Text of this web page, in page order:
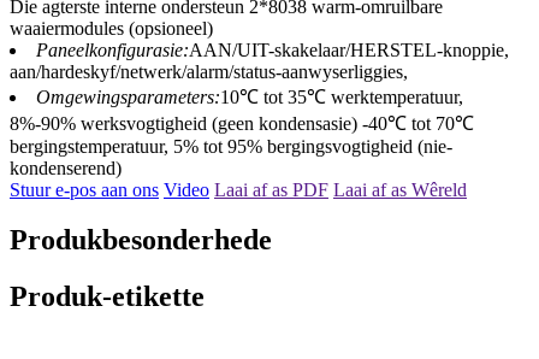
Die agterste interne ondersteun 2*8038 warm-omruilbare
waaiermodules (opsioneel)
Paneelkonfigurasie:AAN/UIT-skakelaar/HERSTEL-knoppie,
aan/hardeskyf/netwerk/alarm/status-aanwyserliggies,
Omgewingsparameters:10℃ tot 35℃ werktemperatuur,
8%-90% werksvogtigheid (geen kondensasie) -40℃ tot 70℃
bergingstemperatuur, 5% tot 95% bergingsvogtigheid (nie-
kondenserend)
Stuur e-pos aan ons Video Laai af as PDF Laai af as Wêreld
Produkbesonderhede
Produk-etikette